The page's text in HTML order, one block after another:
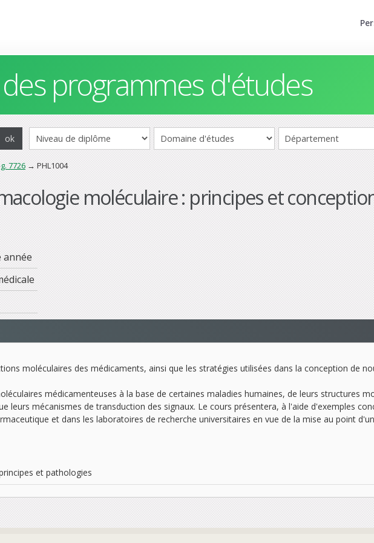
programmes d'études
7726 → PHL1004
moléculaire : principes et
année
moléculaires des médicaments, ainsi que les stratégies utilisées dans la conception de
médicamenteuses à la base de certaines maladies humaines, de leurs structures
leurs mécanismes de transduction des signaux. Le cours présentera, à l'aide d'exemples
et dans les laboratoires de recherche universitaires en vue de la mise au point
et pathologies